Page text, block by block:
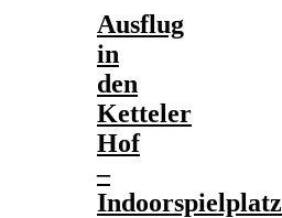
Ausflug
in
den
Ketteler
Hof
–
Indoorspielplatz